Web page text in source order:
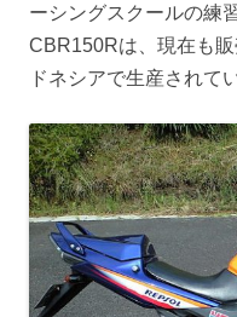
ーシングスクールの練
CBR150Rは、現在も
ドネシアで生産されて